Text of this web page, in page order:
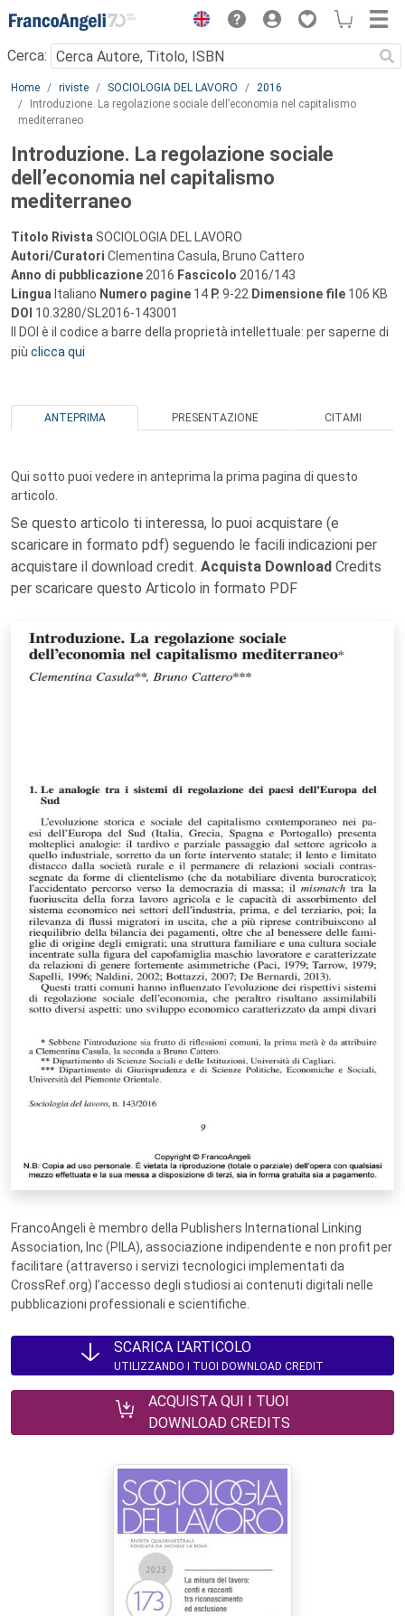
Menu
Cerca:
Main content
Home riviste SOCIOLOGIA DEL LAVORO
2016
Introduzione. La regolazione sociale dell’economia nel capitalismo
mediterraneo
Introduzione. La regolazione sociale
dell’economia nel capitalismo
mediterraneo
Titolo Rivista SOCIOLOGIA DEL LAVORO
Autori/Curatori Clementina Casula, Bruno Cattero
Anno di pubblicazione 2016 Fascicolo 2016/143
Lingua Italiano Numero pagine 14 P. 9-22 Dimensione file 106 KB
DOI 10.3280/SL2016-143001
Il DOI è il codice a barre della proprietà intellettuale: per saperne di
più clicca qui
ANTEPRIMA PRESENTAZIONE CITAMI
Qui sotto puoi vedere in anteprima la prima pagina di questo
articolo.
Se questo articolo ti interessa, lo puoi acquistare (e
scaricare in formato pdf) seguendo le facili indicazioni per
acquistare il download credit. Acquista Download Credits
per scaricare questo Articolo in formato PDF
FrancoAngeli è membro della Publishers International Linking
Association, Inc (PILA), associazione indipendente e non profit per
facilitare (attraverso i servizi tecnologici implementati da
CrossRef.org) l’accesso degli studiosi ai contenuti digitali nelle
pubblicazioni professionali e scientifiche.
SCARICA L'ARTICOLO
UTILIZZANDO I TUOI DOWNLOAD CREDIT
ACQUISTA QUI I TUOI
DOWNLOAD CREDITS